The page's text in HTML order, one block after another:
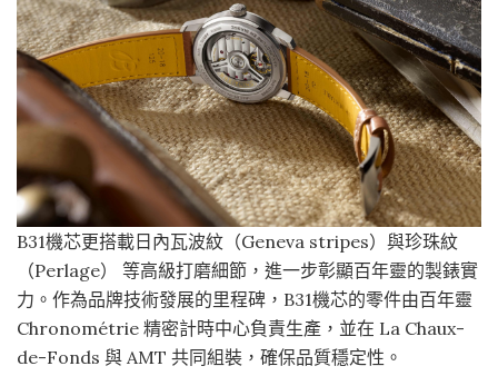
B31機芯更搭載日內瓦波紋（Geneva stripes）與珍珠紋
（Perlage） 等高級打磨細節，進一步彰顯百年靈的製錶實
力。作為品牌技術發展的里程碑，B31機芯的零件由百年靈
Chronométrie 精密計時中心負責生產，並在 La Chaux-
de-Fonds 與 AMT 共同組裝，確保品質穩定性。